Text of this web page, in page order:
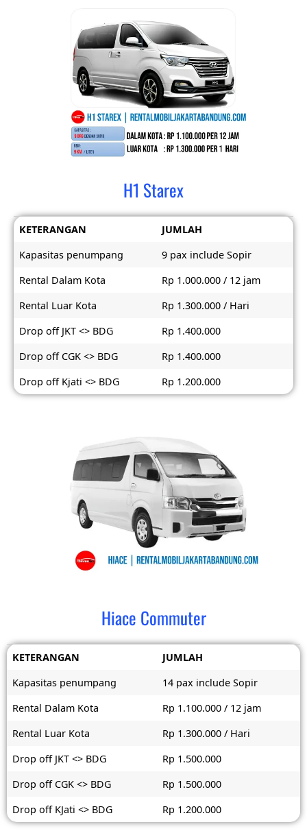
H1 Starex
KETERANGAN
JUMLAH
Kapasitas penumpang
9 pax include Sopir
Rental Dalam Kota
Rp 1.000.000 / 12 jam
Rental Luar Kota
Rp 1.300.000 / Hari
Drop off JKT <> BDG
Rp 1.400.000
Drop off CGK <> BDG
Rp 1.400.000
Drop off Kjati <> BDG
Rp 1.200.000
Hiace Commuter
KETERANGAN
JUMLAH
Kapasitas penumpang
14 pax include Sopir
Rental Dalam Kota
Rp 1.100.000 / 12 jam
Rental Luar Kota
Rp 1.300.000 / Hari
Drop off JKT <> BDG
Rp 1.500.000
Drop off CGK <> BDG
Rp 1.500.000
Drop off KJati <> BDG
Rp 1.200.000